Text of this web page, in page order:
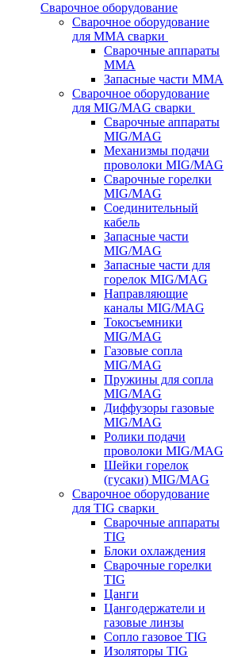
Сварочное оборудование
Сварочное оборудование
для MMA сварки
Сварочные аппараты
MMA
Запасные части MMA
Сварочное оборудование
для MIG/MAG сварки
Сварочные аппараты
MIG/MAG
Механизмы подачи
проволоки MIG/MAG
Сварочные горелки
MIG/MAG
Соединительный
кабель
Запасные части
MIG/MAG
Запасные части для
горелок MIG/MAG
Направляющие
каналы MIG/MAG
Токосъемники
MIG/MAG
Газовые сопла
MIG/MAG
Пружины для сопла
MIG/MAG
Диффузоры газовые
MIG/MAG
Ролики подачи
проволоки MIG/MAG
Шейки горелок
(гусаки) MIG/MAG
Сварочное оборудование
для TIG сварки
Сварочные аппараты
TIG
Блоки охлаждения
Сварочные горелки
TIG
Цанги
Цангодержатели и
газовые линзы
Сопло газовое TIG
Изоляторы TIG